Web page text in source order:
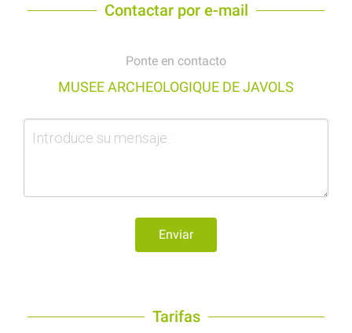
Contactar por e-mail
Ponte en contacto
MUSEE ARCHEOLOGIQUE DE JAVOLS
Enviar
Tarifas